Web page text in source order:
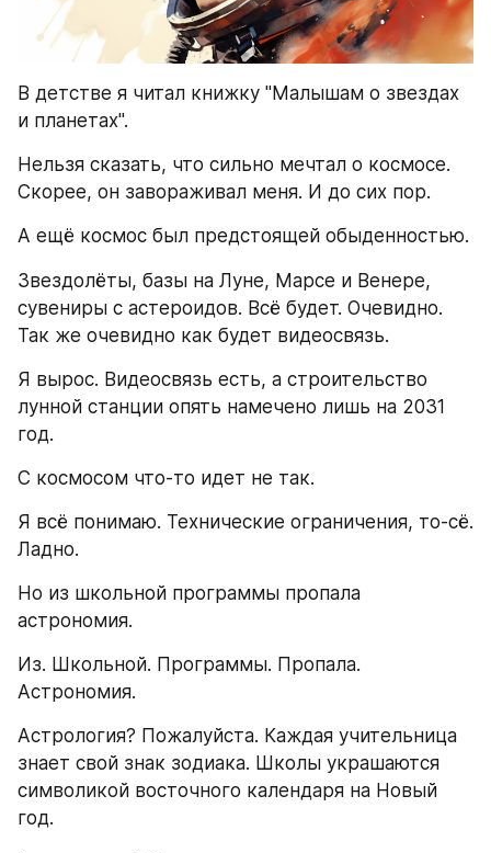
В детстве я читал книжку "Малышам о звездах
и планетах".
Нельзя сказать, что сильно мечтал о космосе.
Скорее, он завораживал меня. И до сих пор.
Звездолёты, базы на Луне, Марсе и Венере,
сувениры с астероидов. Всё будет. Очевидно.
Так же очевидно как будет видеосвязь.
Я вырос. Видеосвязь есть, а строительство
лунной станции опять намечено лишь на 2031
год.
С космосом что-то идет не так.
Я всё понимаю. Технические ограничения, то-сё.
Ладно.
Но из школьной программы пропала
астрономия.
Из. Школьной. Программы. Пропала.
Астрономия.
Астрология? Пожалуйста. Каждая учительница
знает свой знак зодиака. Школы украшаются
символикой восточного календаря на Новый
год.